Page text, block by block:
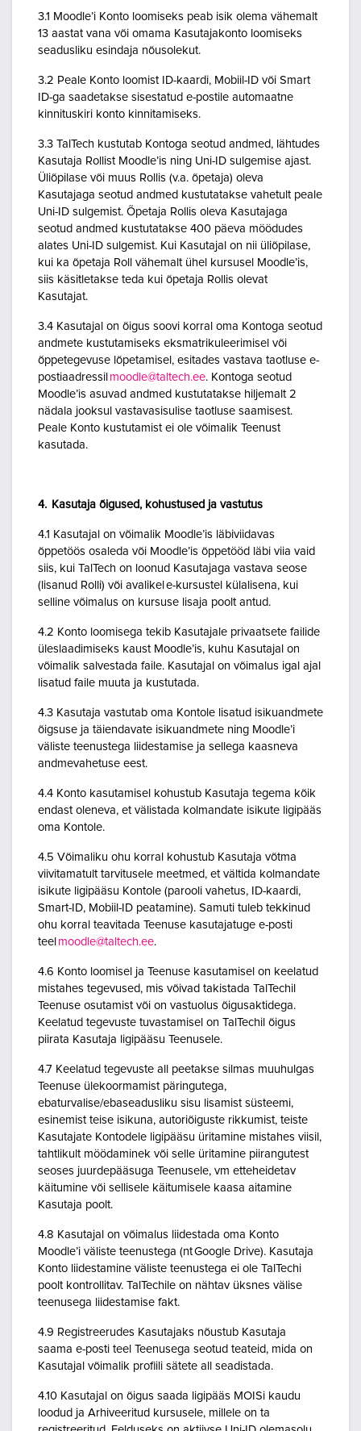
3.1 Moodle’i Konto loomiseks peab isik olema vähemalt
13 aastat vana või omama Kasutajakonto loomiseks
seadusliku esindaja nõusolekut.
3.2 Peale Konto loomist ID-kaardi, Mobiil-ID või Smart
ID-ga saadetakse sisestatud e-postile automaatne
kinnituskiri konto kinnitamiseks.
3.3 TalTech kustutab Kontoga seotud andmed, lähtudes
Kasutaja Rollist Moodle’is ning Uni-ID sulgemise ajast.
Üliõpilase või muus Rollis (v.a. õpetaja) oleva
Kasutajaga seotud andmed kustutatakse vahetult peale
Uni-ID sulgemist. Õpetaja Rollis oleva Kasutajaga
seotud andmed kustutatakse 400 päeva möödudes
alates Uni-ID sulgemist. Kui Kasutajal on nii üliõpilase,
kui ka õpetaja Roll vähemalt ühel kursusel Moodle’is,
siis käsitletakse teda kui õpetaja Rollis olevat
Kasutajat.
3.4 Kasutajal on õigus soovi korral oma Kontoga seotud
andmete kustutamiseks eksmatrikuleerimisel või
õppetegevuse lõpetamisel, esitades vastava taotluse e-
postiaadressil moodle@taltech.ee. Kontoga seotud
Moodle’is asuvad andmed kustutatakse hiljemalt 2
nädala jooksul vastavasisulise taotluse saamisest.
Peale Konto kustutamist ei ole võimalik Teenust
kasutada.
4. Kasutaja õigused, kohustused ja vastutus
4.1 Kasutajal on võimalik Moodle’is läbiviidavas
õppetöös osaleda või Moodle’is õppetööd läbi viia vaid
siis, kui TalTech on loonud Kasutajaga vastava seose
(lisanud Rolli) või avalikel e-kursustel külalisena, kui
selline võimalus on kursuse lisaja poolt antud.
4.2 Konto loomisega tekib Kasutajale privaatsete failide
üleslaadimiseks kaust Moodle’is, kuhu Kasutajal on
võimalik salvestada faile. Kasutajal on võimalus igal ajal
lisatud faile muuta ja kustutada.
4.3 Kasutaja vastutab oma Kontole lisatud isikuandmete
õigsuse ja täiendavate isikuandmete ning Moodle’i
väliste teenustega liidestamise ja sellega kaasneva
andmevahetuse eest.
4.4 Konto kasutamisel kohustub Kasutaja tegema kõik
endast oleneva, et välistada kolmandate isikute ligipääs
oma Kontole.
4.5 Võimaliku ohu korral kohustub Kasutaja võtma
viivitamatult tarvitusele meetmed, et vältida kolmandate
isikute ligipääsu Kontole (parooli vahetus, ID-kaardi,
Smart-ID, Mobiil-ID peatamine). Samuti tuleb tekkinud
ohu korral teavitada Teenuse kasutajatuge e-posti
teel moodle@taltech.ee.
4.6 Konto loomisel ja Teenuse kasutamisel on keelatud
mistahes tegevused, mis võivad takistada TalTechil
Teenuse osutamist või on vastuolus õigusaktidega.
Keelatud tegevuste tuvastamisel on TalTechil õigus
piirata Kasutaja ligipääsu Teenusele.
4.7 Keelatud tegevuste all peetakse silmas muuhulgas
Teenuse ülekoormamist päringutega,
ebaturvalise/ebaseadusliku sisu lisamist süsteemi,
esinemist teise isikuna, autoriõiguste rikkumist, teiste
Kasutajate Kontodele ligipääsu üritamine mistahes viisil,
tahtlikult möödaminek või selle üritamine piirangutest
seoses juurdepääsuga Teenusele, vm etteheidetav
käitumine või sellisele käitumisele kaasa aitamine
Kasutaja poolt.
4.8 Kasutajal on võimalus liidestada oma Konto
Moodle’i väliste teenustega (nt Google Drive). Kasutaja
Konto liidestamine väliste teenustega ei ole TalTechi
poolt kontrollitav. TalTechile on nähtav üksnes välise
teenusega liidestamise fakt.
4.9 Registreerudes Kasutajaks nõustub Kasutaja
saama e-posti teel Teenusega seotud teateid, mida on
Kasutajal võimalik profiili sätete all seadistada.
4.10 Kasutajal on õigus saada ligipääs MOISi kaudu
loodud ja Arhiveeritud kursusele, millele on ta